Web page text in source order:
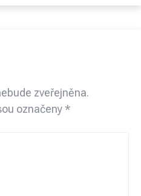
zveřejněna.
označeny*